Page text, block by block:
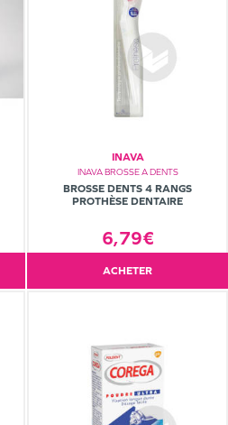
INAVA
INAVA BROSSE A DENTS
BROSSE DENTS 4 RANGS
PROTHÈSE DENTAIRE
6,79€
ACHETER